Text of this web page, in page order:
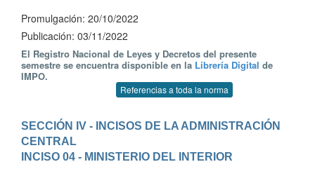
Promulgación: 20/10/2022
Publicación: 03/11/2022
El Registro Nacional de Leyes y Decretos del presente
semestre se encuentra disponible en la Librería Digital de
IMPO.
Referencias a toda la norma
SECCIÓN IV - INCISOS DE LA ADMINISTRACIÓN
CENTRAL
INCISO 04 - MINISTERIO DEL INTERIOR